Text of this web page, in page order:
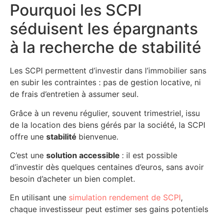
Pourquoi les SCPI
séduisent les épargnants
à la recherche de stabilité
Les SCPI permettent d’investir dans l’immobilier sans
en subir les contraintes : pas de gestion locative, ni
de frais d’entretien à assumer seul.
Grâce à un revenu régulier, souvent trimestriel, issu
de la location des biens gérés par la société, la SCPI
offre une stabilité bienvenue.
C’est une solution accessible : il est possible
d’investir dès quelques centaines d’euros, sans avoir
besoin d’acheter un bien complet.
En utilisant une simulation rendement de SCPI,
chaque investisseur peut estimer ses gains potentiels